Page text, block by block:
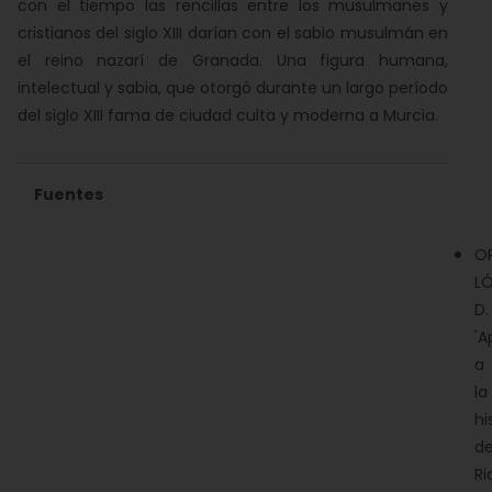
con el tiempo las rencillas entre los musulmanes y
cristianos del siglo XIII darían con el sabio musulmán en
el reino nazarí de Granada. Una figura humana,
intelectual y sabia, que otorgó durante un largo período
del siglo XIII fama de ciudad culta y moderna a Murcia.
Fuentes
D.
a
la